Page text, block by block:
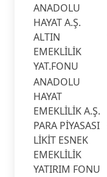
ANADOLU
HAYAT A.Ş.
ALTIN
EMEKLİLİK
YAT.FONU
ANADOLU
HAYAT
EMEKLİLİK A.Ş.
PARA PİYASASI
LİKİT ESNEK
EMEKLİLİK
YATIRIM FONU